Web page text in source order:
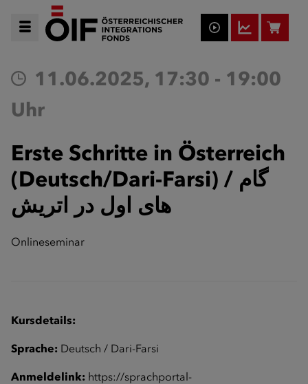
11.06.2025, 17:30 - 19:00
Uhr
Erste Schritte in Österreich
(Deutsch/Dari-Farsi) / گام
های اول در اتریش
Onlineseminar
Kursdetails:
Sprache: Deutsch / Dari-Farsi
Anmeldelink: https://sprachportal-